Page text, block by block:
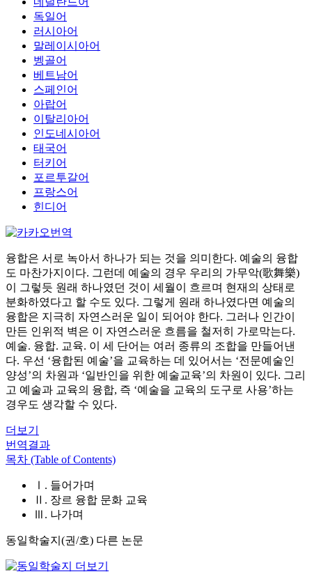
독일어
러시아어
말레이시아어
벵골어
베트남어
스페인어
아랍어
이탈리아어
인도네시아어
태국어
터키어
포르투갈어
프랑스어
힌디어
융합은 서로 녹아서 하나가 되는 것을 의미한다. 예술의 융합
도 마찬가지이다. 그런데 예술의 경우 우리의 가무악(歌舞樂)
이 그렇듯 원래 하나였던 것이 세월이 흐르며 현재의 상태로
분화하였다고 할 수도 있다. 그렇게 원래 하나였다면 예술의
융합은 지극히 자연스러운 일이 되어야 한다. 그러나 인간이
만든 인위적 벽은 이 자연스러운 흐름을 철저히 가로막는다.
예술. 융합. 교육. 이 세 단어는 여러 종류의 조합을 만들어낸
다. 우선 ‘융합된 예술’을 교육하는 데 있어서는 ‘전문예술인
양성’의 차원과 ‘일반인을 위한 예술교육’의 차원이 있다. 그리
고 예술과 교육의 융합, 즉 ‘예술을 교육의 도구로 사용’하는
경우도 생각할 수 있다.
더보기
번역결과
목차 (Table of Contents)
Ⅰ. 들어가며
Ⅱ. 장르 융합 문화 교육
Ⅲ. 나가며
동일학술지(권/호) 다른 논문